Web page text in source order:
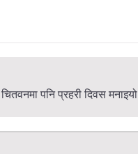
पनि प्रहरी दिवस मनाइयो